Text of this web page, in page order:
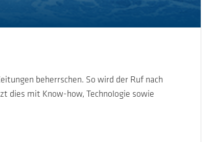
beherrschen. So wird der Ruf nach
dies mit Know-how, Technologie sowie